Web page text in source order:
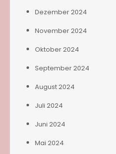
Dezember 2024
November 2024
Oktober 2024
September 2024
August 2024
Juli 2024
Juni 2024
Mai 2024